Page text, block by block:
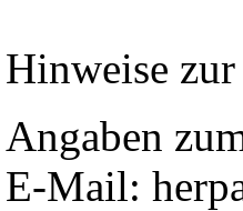
Hinweise
Angaben
E-Mail: